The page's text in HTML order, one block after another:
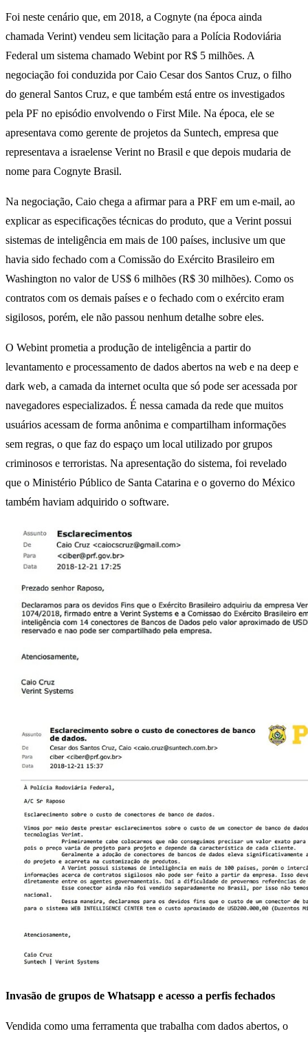
Foi neste cenário que, em 2018, a Cognyte (na época ainda
chamada Verint) vendeu sem licitação para a Polícia Rodoviária
Federal um sistema chamado Webint por R$ 5 milhões. A
negociação foi conduzida por Caio Cesar dos Santos Cruz, o filho
do general Santos Cruz, e que também está entre os investigados
pela PF no episódio envolvendo o First Mile. Na época, ele se
apresentava como gerente de projetos da Suntech, empresa que
representava a israelense Verint no Brasil e que depois mudaria de
nome para Cognyte Brasil.
Na negociação, Caio chega a afirmar para a PRF em um e-mail, ao
explicar as especificações técnicas do produto, que a Verint possui
sistemas de inteligência em mais de 100 países, inclusive um que
havia sido fechado com a Comissão do Exército Brasileiro em
Washington no valor de US$ 6 milhões (R$ 30 milhões). Como os
contratos com os demais países e o fechado com o exército eram
sigilosos, porém, ele não passou nenhum detalhe sobre eles.
O Webint prometia a produção de inteligência a partir do
levantamento e processamento de dados abertos na web e na deep e
dark web, a camada da internet oculta que só pode ser acessada por
navegadores especializados. É nessa camada da rede que muitos
usuários acessam de forma anônima e compartilham informações
sem regras, o que faz do espaço um local utilizado por grupos
criminosos e terroristas. Na apresentação do sistema, foi revelado
que o Ministério Público de Santa Catarina e o governo do México
também haviam adquirido o software.
Invasão de grupos de Whatsapp e acesso a perfis fechados
Vendida como uma ferramenta que trabalha com dados abertos, o